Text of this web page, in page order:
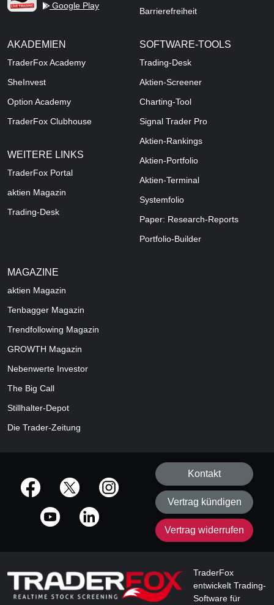
Google Play
Barrierefreiheit
AKADEMIEN
TraderFox Academy
SheInvest
Option Academy
TraderFox Clubhouse
WEITERE LINKS
TraderFox Portal
aktien Magazin
Trading-Desk
SOFTWARE-TOOLS
Trading-Desk
Aktien-Screener
Charting-Tool
Signal Trader Pro
Aktien-Rankings
Aktien-Portfolio
Aktien-Terminal
Systemfolio
Paper: Research-Reports
Portfolio-Builder
MAGAZINE
aktien Magazin
Tenbagger Magazin
Trendfollowing Magazin
GROWTH Magazin
Nebenwerte Investor
The Big Call
Stillhalter-Depot
Die Trader-Zeitung
offizielle Social Media-Accounts
Kontakt
Vertrag kündigen
Vertrag widerrufen
TraderFox
entwickelt Trading-
Software für